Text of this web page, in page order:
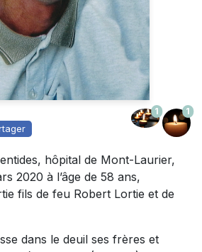
1 1
hôpital de Mont-Laurier,
2020 à l’âge de 58 ans,
fils de feu Robert Lortie et de
dans le deuil ses frères et